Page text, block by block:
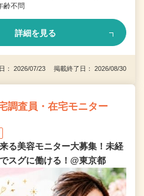
不問
詳細を見る
： 2026/07/23 掲載終了日： 2026/08/30
調査員・在宅モニター
る美容モニター大募集！未経
スグに働ける！@東京都